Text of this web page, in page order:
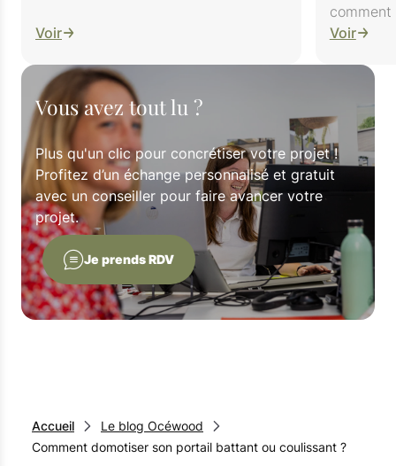
Voir
comment
Voir
Vous avez tout lu ?
Plus qu'un clic pour concrétiser votre projet !
Profitez d’un échange personnalisé et gratuit
avec un conseiller pour faire avancer votre
projet.
Je prends RDV
Accueil
Le blog Océwood
Comment domotiser son portail battant ou coulissant ?